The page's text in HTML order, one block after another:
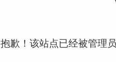
抱歉！该站点已经被管理